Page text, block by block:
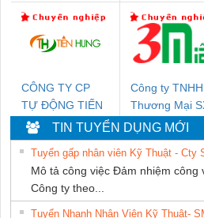
CÔNG TY CP
TỰ ĐỘNG TIẾN
HƯNG
Công ty TNHH
Thương Mại
Ba Miền
TIN TUYỂN DỤNG MỚI
Tuyển gấp nhân viên Kỹ Thuật - Cty
Mô tả công việc Đảm nhiệm công
Công ty theo...
Tuyển Nhanh Nhân Viên Kỹ Thuật-